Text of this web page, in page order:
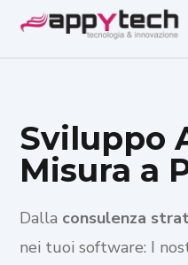
Sviluppo
Misura a
Dalla consulenza
nei tuoi software: I